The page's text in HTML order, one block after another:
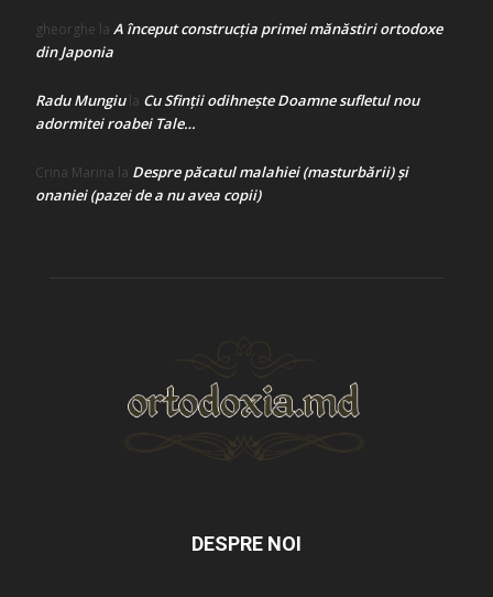
gheorghe la A început construcţia primei mănăstiri ortodoxe
din Japonia
Radu Mungiula Cu Sfinții odihnește Doamne sufletul nou
adormitei roabei Tale…
Crina Marina la Despre păcatul malahiei (masturbării) şi
onaniei (pazei de a nu avea copii)
DESPRE NOI